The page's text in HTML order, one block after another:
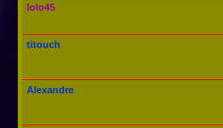
lolo45
titouch
Alexandre